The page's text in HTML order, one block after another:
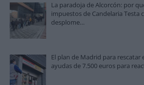
La paradoja de Alcorcón: por
impuestos de Candelaria Testa
desplome…
El plan de Madrid para rescatar
ayudas de 7.500 euros para